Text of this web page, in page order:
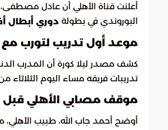
أعلنت قناة الأهلي أن عادل مصطفى،
البوروندي في بطولة دوري أبطال
موعد أول تدريب لتورب مع
كشف مصدر ليلا كورة أن المدرب
تدريبات فريقه مساء اليوم الثلاثاء
موقف مصابي الأهلي قبل
أوضح أحمد جاب الله، طبيب الأهلي،